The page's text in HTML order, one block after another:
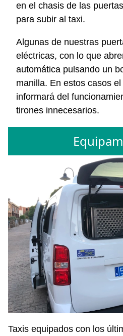
en el chasis de las
para subir al taxi.
Algunas de nuestras
eléctricas, con lo que
automática pulsando un
manilla. En estos casos
informará del
tirones innecesarios.
Taxis equipados con los